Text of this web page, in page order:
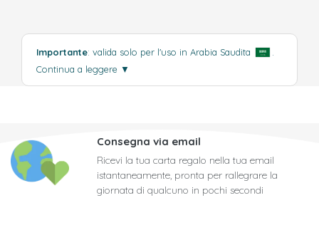
Importante: valida solo per l'uso in Arabia Saudita
Continua a leggere ▼
Consegna via email
Ricevi la tua carta regalo nella tua email
istantaneamente, pronta per rallegrare la
giornata di qualcuno in pochi secondi